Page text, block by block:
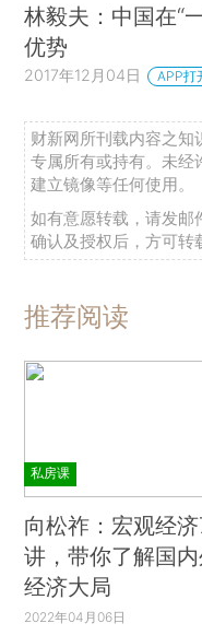
林毅夫：中国在“
优势
2017年12月04日 APP打
财新网所刊载内容之知
专属所有或持有。未经
建立镜像等任何使用。
如有意愿转载，请发邮
确认及授权后，方可转
推荐阅读
私房课
向松祚：宏观经
讲，带你了解国
经济大局
2022年04月06日